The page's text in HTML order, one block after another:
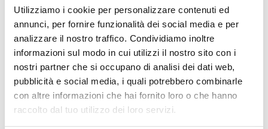
Utilizziamo i cookie per personalizzare contenuti ed
annunci, per fornire funzionalità dei social media e per
analizzare il nostro traffico. Condividiamo inoltre
informazioni sul modo in cui utilizzi il nostro sito con i
nostri partner che si occupano di analisi dei dati web,
pubblicità e social media, i quali potrebbero combinarle
con altre informazioni che hai fornito loro o che hanno
raccolto dal tuo utilizzo dei loro servizi.
D-GEAR
Ultra White P13 12V 20W
34,65 €
CONSEGNA IN 48H
D-GEAR
Ultra White HB4 12V
34,65 €
CONSEGNA IN 48H